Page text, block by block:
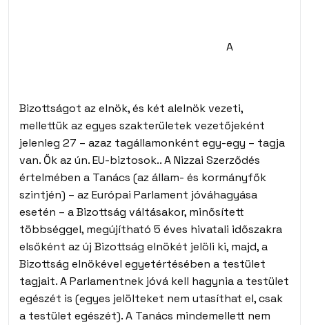
A
Bizottságot az elnök, és két alelnök vezeti,
mellettük az egyes szakterületek vezetőjeként
jelenleg 27 – azaz tagállamonként egy-egy – tagja
van. Ők az ún. EU-biztosok.. A Nizzai Szerződés
értelmében a Tanács (az állam- és kormányfők
szintjén) – az Európai Parlament jóváhagyása
esetén – a Bizottság váltásakor, minősített
többséggel, megújítható 5 éves hivatali időszakra
elsőként az új Bizottság elnökét jelöli ki, majd, a
Bizottság elnökével egyetértésében a testület
tagjait. A Parlamentnek jóvá kell hagynia a testület
egészét is (egyes jelölteket nem utasíthat el, csak
a testület egészét). A Tanács mindemellett nem